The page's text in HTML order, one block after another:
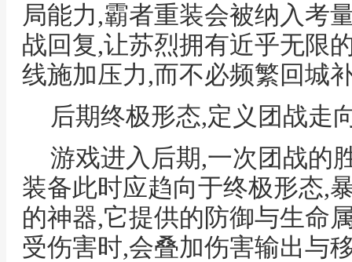
局能力,霸者重装会被纳入考
战回复,让苏烈拥有近乎无限
线施加压力,而不必频繁回城
后期终极形态,定义团战走
游戏进入后期,一次团战的
装备此时应趋向于终极形态,
的神器,它提供的防御与生命
受伤害时,会叠加伤害输出与